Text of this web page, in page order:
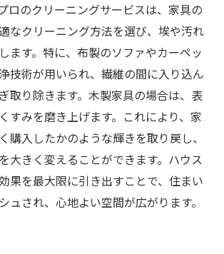
ロのクリーニングサービスは、家具の
なクリーニング方法を選び、埃や汚れ
ます。特に、布製のソファやカーペッ
技術が用いられ、繊維の間に入り込ん
取り除きます。木製家具の場合は、表
すみを磨き上げます。これにより、家
購入したかのような輝きを取り戻し、
大きく変えることができます。ハウス
果を最大限に引き出すことで、住まい
ュされ、心地よい空間が広がります。